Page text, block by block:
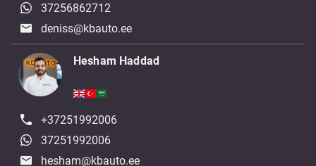
37256862712
deniss@kbauto.ee
Hesham Haddad
+37251992006
37251992006
hesham@kbauto.ee